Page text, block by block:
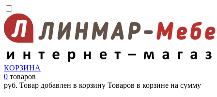
КОРЗИНА
0 товаров
руб. Товар добавлен в корзину Товаров в корзине на сумму